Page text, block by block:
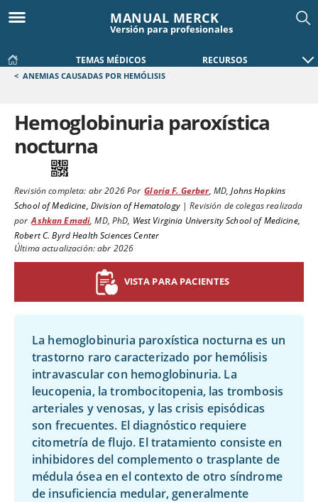
MANUAL MERCK
Versión para profesionales
TEMAS MÉDICOS RECURSOS
< ANEMIAS CAUSADAS POR HEMÓLISIS
Hemoglobinuria paroxística
nocturna
Revisión completa: abr 2026Por Gloria F. Gerber, MD,Johns Hopkins
School of Medicine, Division of Hematology|Revisión de colegas realizada
por Ashkan Emadi,MD, PhD, West Virginia University School of Medicine,
Robert C. Byrd Health Sciences Center
Última actualización: abr 2026
VISTA PARA PACIENTES
La hemoglobinuria paroxística nocturna es un
trastorno raro caracterizado por hemólisis
intravascular con hemoglobinuria. La
leucopenia, la trombocitopenia, las trombosis
arteriales y venosas, y las crisis episódicas
son frecuentes. El diagnóstico requiere
citometría de flujo. El tratamiento consiste en
inhibidores del complemento o trasplante de
médula ósea en el contexto de otro síndrome
de insuficiencia medular, generalmente